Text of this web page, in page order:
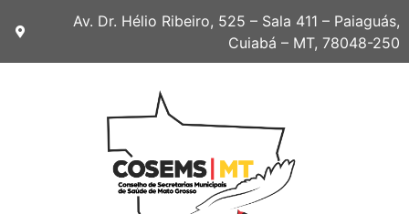
Av. Dr. Hélio Ribeiro, 525 – Sala 411 – Paiaguás,
Cuiabá – MT, 78048-250